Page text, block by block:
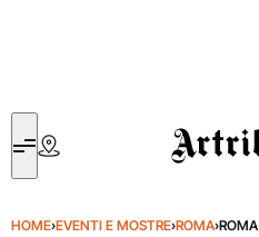
Artribune
HOME›EVENTI E MOSTRE›ROMA›ROMA